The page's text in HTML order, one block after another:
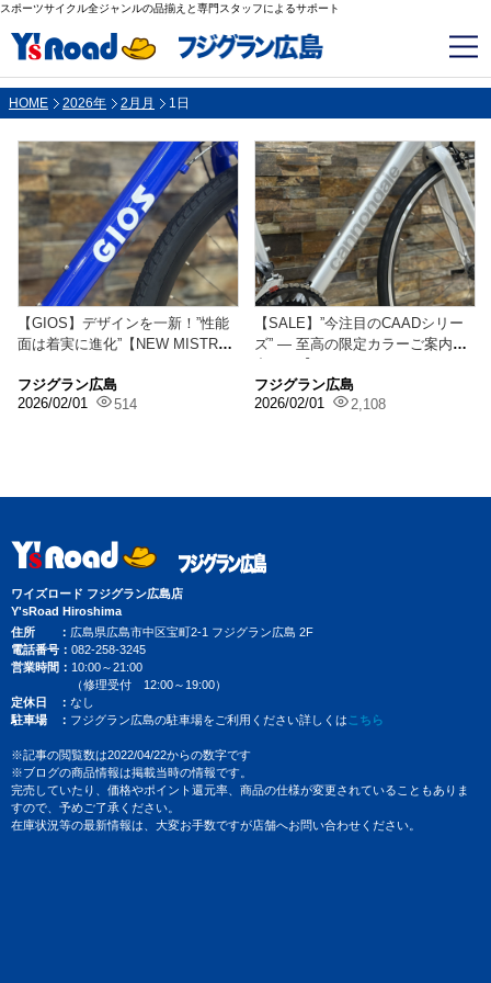
スポーツサイクル全ジャンルの品揃えと専門スタッフによるサポート
HOME 2026年 2月月 1日
【GIOS】デザインを一新！”性能
面は着実に進化”【NEW MISTRAL
フジグラン広島
2026/02/01
514
【SALE】”今注目のCAADシリー
ズ” ― 至高の限定カラーご案内
フジグラン広島
2026/02/01
2,108
ワイズロード フジグラン広島店
Y'sRoad Hiroshima
住所
広島県広島市中区宝町2-1 フジグラン広島 2F
電話番号
082-258-3245
営業時間
10:00～21:00
（修理受付 12:00～19:00）
定休日
なし
駐車場
フジグラン広島の駐車場をご利用ください詳しくは こちら
※記事の閲覧数は2022/04/22からの数字です
※ブログの商品情報は掲載当時の情報です。
完売していたり、価格やポイント還元率、商品の仕様が変更されていることもありま
すので、予めご了承ください。
在庫状況等の最新情報は、大変お手数ですが店舗へお問い合わせください。